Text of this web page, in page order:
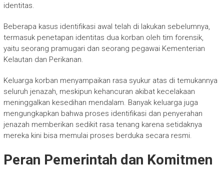
identitas.
Beberapa kasus identifikasi awal telah di lakukan sebelumnya,
termasuk penetapan identitas dua korban oleh tim forensik,
yaitu seorang pramugari dan seorang pegawai Kementerian
Kelautan dan Perikanan.
Keluarga korban menyampaikan rasa syukur atas di temukannya
seluruh jenazah, meskipun kehancuran akibat kecelakaan
meninggalkan kesedihan mendalam. Banyak keluarga juga
mengungkapkan bahwa proses identifikasi dan penyerahan
jenazah memberikan sedikit rasa tenang karena setidaknya
mereka kini bisa memulai proses berduka secara resmi.
Peran Pemerintah dan Komitmen